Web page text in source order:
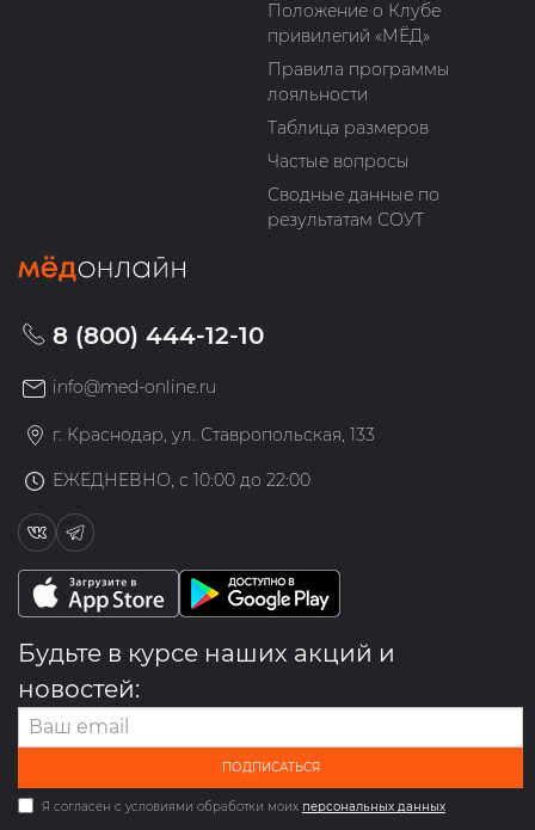
Положение о Клубе
привилегий «МЁД»
Правила программы
лояльности
Таблица размеров
Частые вопросы
Сводные данные по
результатам СОУТ
8 (800) 444-12-10
info@med-online.ru
г. Краснодар, ул. Ставропольская, 133
ЕЖЕДНЕВНО, с 10:00 до 22:00
Будьте в курсе наших акций и
новостей:
ПОДПИСАТЬСЯ
Я согласен с условиями обработки моих персональных данных